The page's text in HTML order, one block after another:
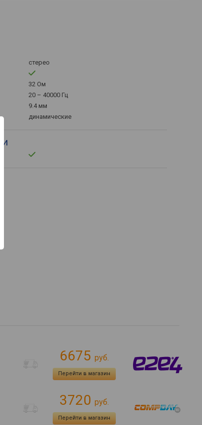
стерео
32 Ом
20 – 40000 Гц
9.4 мм
динамические
6675 руб.
Перейти в магазин
3720 руб.
Перейти в магазин